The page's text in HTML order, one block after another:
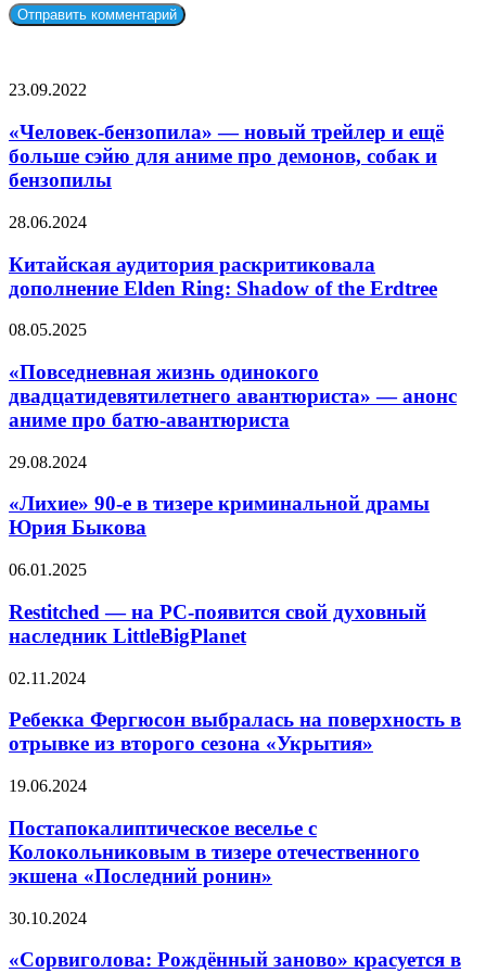
«Человек-
—
новый
трейлер
и
больше
для
аниме
про
демонов,
бензопилы
23.09.2022
«Человек-бензопила» — новый трейлер и ещё
больше сэйю для аниме про демонов, собак и
бензопилы
Китайская
раскритиковала
дополнение
Elden
Shadow
the
Erdtree
28.06.2024
Китайская аудитория раскритиковала
дополнение Elden Ring: Shadow of the Erdtree
«Повседневная
одинокого
двадцатидевятилетнего
авантюриста»
—
аниме
батю-
авантюриста
08.05.2025
«Повседневная жизнь одинокого
двадцатидевятилетнего авантюриста» — анонс
аниме про батю-авантюриста
«Лихие»
е
в
тизере
драмы
Быкова
29.08.2024
«Лихие» 90-е в тизере криминальной драмы
Юрия Быкова
Restitched
на
PC-
появится
духовный
LittleBigPlanet
06.01.2025
Restitched — на PC-появится свой духовный
наследник LittleBigPlanet
Ребекка
выбралась
поверхность
отрывке
второго
сезона
«Укрытия»
02.11.2024
Ребекка Фергюсон выбралась на поверхность в
отрывке из второго сезона «Укрытия»
Постапокалиптическое
с
Колокольниковым
в
тизере
экшена
ронин»
19.06.2024
Постапокалиптическое веселье с
Колокольниковым в тизере отечественного
экшена «Последний ронин»
«Сорвиголова:
заново»
30.10.2024
«Сорвиголова: Рождённый заново» красуется в